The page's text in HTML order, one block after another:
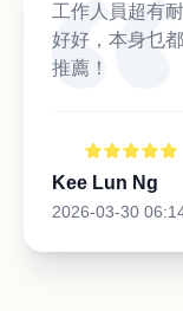
工作人員超有
好好，本身乜
推薦！
Kee Lun Ng
2026-03-30